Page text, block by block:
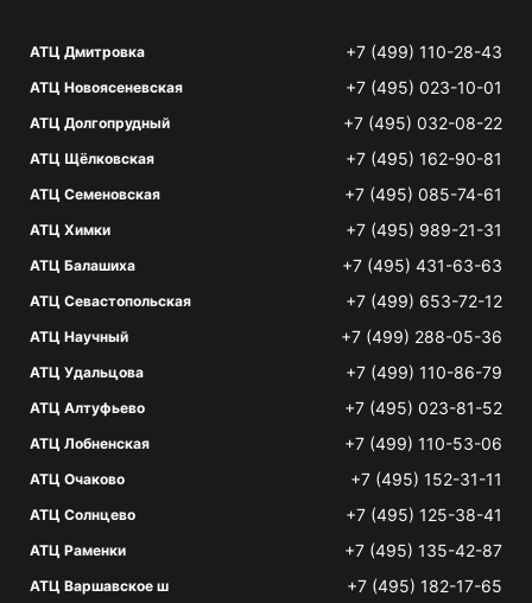
АТЦ Дмитровка +7 (499) 110-28-43
АТЦ Новоясеневская +7 (495) 023-10-01
АТЦ Долгопрудный +7 (495) 032-08-22
АТЦ Щёлковская +7 (495) 162-90-81
АТЦ Семеновская +7 (495) 085-74-61
АТЦ Химки +7 (495) 989-21-31
АТЦ Балашиха +7 (495) 431-63-63
АТЦ Севастопольская +7 (499) 653-72-12
АТЦ Научный +7 (499) 288-05-36
АТЦ Удальцова +7 (499) 110-86-79
АТЦ Алтуфьево +7 (495) 023-81-52
АТЦ Лобненская +7 (499) 110-53-06
АТЦ Очаково +7 (495) 152-31-11
АТЦ Солнцево +7 (495) 125-38-41
АТЦ Раменки +7 (495) 135-42-87
АТЦ Варшавское ш +7 (495) 182-17-65